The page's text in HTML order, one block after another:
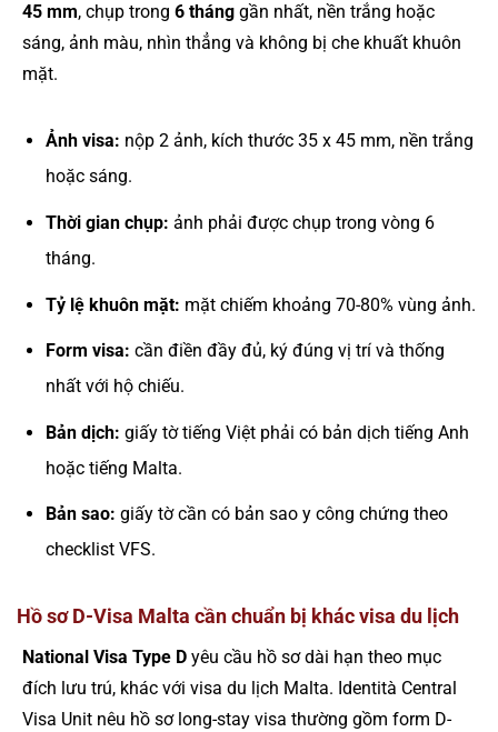
45 mm, chụp trong 6 tháng gần nhất, nền trắng hoặc
sáng, ảnh màu, nhìn thẳng và không bị che khuất khuôn
mặt.
Ảnh visa: nộp 2 ảnh, kích thước 35 x 45 mm, nền trắng
hoặc sáng.
Thời gian chụp: ảnh phải được chụp trong vòng 6
tháng.
Tỷ lệ khuôn mặt: mặt chiếm khoảng 70-80% vùng ảnh.
Form visa: cần điền đầy đủ, ký đúng vị trí và thống
nhất với hộ chiếu.
Bản dịch: giấy tờ tiếng Việt phải có bản dịch tiếng Anh
hoặc tiếng Malta.
Bản sao: giấy tờ cần có bản sao y công chứng theo
checklist VFS.
Hồ sơ D-Visa Malta cần chuẩn bị khác visa du lịch
National Visa Type D yêu cầu hồ sơ dài hạn theo mục
đích lưu trú, khác với visa du lịch Malta. Identità Central
Visa Unit nêu hồ sơ long-stay visa thường gồm form D-